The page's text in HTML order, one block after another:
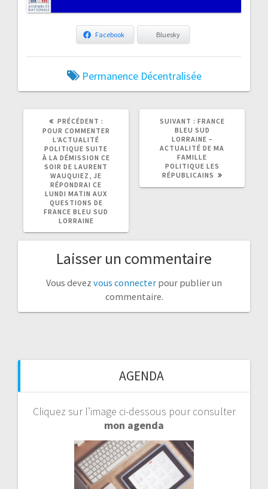
Facebook Bluesky
Permanence Décentralisée
PRÉCÉDENT :
ARTICLE
PRÉCÉDENT
POUR COMMENTER
L’ACTUALITÉ
POLITIQUE SUITE
À LA DÉMISSION CE
SOIR DE LAURENT
WAUQUIEZ, JE
RÉPONDRAI CE
LUNDI MATIN AUX
QUESTIONS DE
FRANCE BLEU SUD
LORRAINE
SUIVANT :
ARTICLE
FRANCE
BLEU SUD
LORRAINE –
ACTUALITÉ DE MA
FAMILLE
POLITIQUE LES
RÉPUBLICAINS
Laisser un commentaire
Vous devez vous connecter pour publier un
commentaire.
AGENDA
Cliquez sur l’image ci-dessous pour consulter
mon agenda